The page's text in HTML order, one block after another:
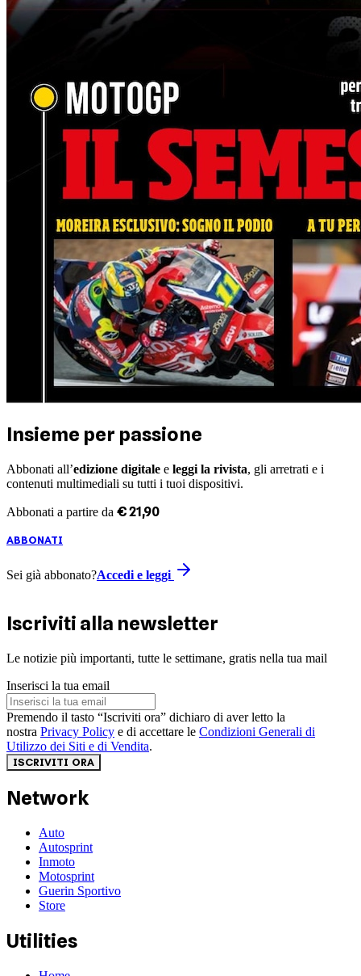
Insieme per passione
Abbonati all’edizione digitale e leggi la rivista, gli arretrati e i
contenuti multimediali su tutti i tuoi dispositivi.
Abbonati a partire da €21,90
ABBONATI
Sei già abbonato?Accedi e leggi
Iscriviti alla newsletter
Le notizie più importanti, tutte le settimane, gratis nella tua mail
Inserisci la tua email
Premendo il tasto “Iscriviti ora” dichiaro di aver letto la
nostra Privacy Policy e di accettare le Condizioni Generali di
Utilizzo dei Siti e di Vendita.
ISCRIVITI ORA
Network
Auto
Autosprint
Inmoto
Motosprint
Guerin Sportivo
Store
Utilities